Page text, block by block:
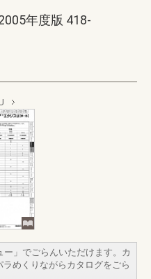
年度版 418-
」でごらんいただけます。カ
めくりながらカタログをごら